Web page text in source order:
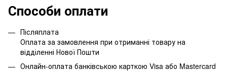
Способи оплати
Післяплата
Оплата за замовлення при отриманні товару на
відділенні Нової Пошти
Онлайн-оплата банківською карткою Visa або Mastercard